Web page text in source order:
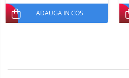
ADAUGA IN COS